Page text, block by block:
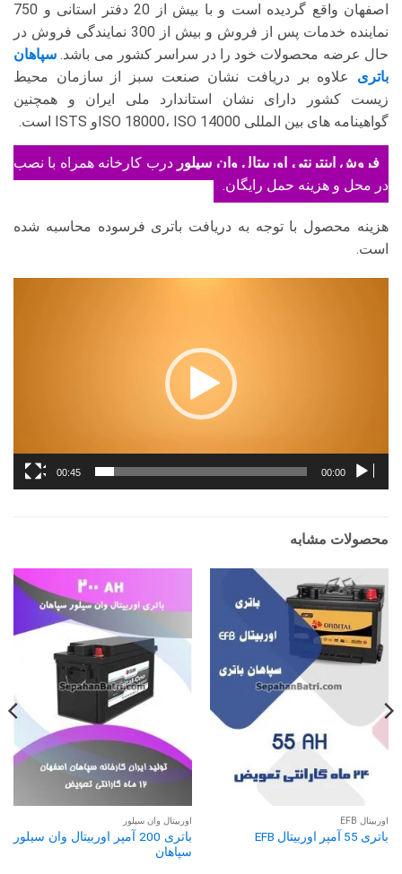
اصفهان واقع گردیده است و با بیش از 20 دفتر استانی و 750
نماینده خدمات پس از فروش و بیش از 300 نمایندگی فروش در
حال عرضه محصولات خود را در سراسر کشور می باشد. سپاهان
باتری علاوه بر دریافت نشان صنعت سبز از سازمان محیط
زیست کشور دارای نشان استاندارد ملی ایران و همچنین
گواهینامه های بین المللی ISO 18000، ISO 14000و ISTS است.
فروش اینترنتی اوربیتال وان سیلوردرب کارخانه همراه با نصب
در محل و هزینه حمل رایگان.
هزینه محصول با توجه به دریافت باتری فرسوده محاسبه شده
است.
00:00
00:45
محصولات مشابه
اوربیتال EFB
باتری 55 آمپر اوربیتال EFB
اوربیتال وان سیلور
باتری 200 آمپر اوربیتال وان سیلور
سپاهان